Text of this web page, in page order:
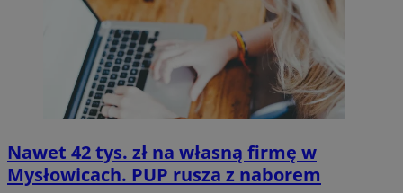
Nawet 42 tys. zł na własną firmę w
Mysłowicach. PUP rusza z naborem